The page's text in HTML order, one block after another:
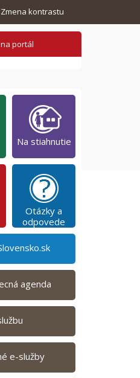
Zmena kontrastu
Na stiahnutie
Otázky a
odpovede
agenda
e-služby